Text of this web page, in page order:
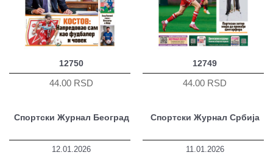
12750
44.00 RSD
12749
44.00 RSD
Спортски Журнал Београд
12.01.2026
Спортски Журнал Србија
11.01.2026